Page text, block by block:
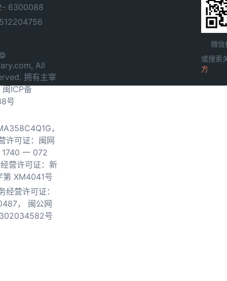
6300088
All
拥有主宰
闽ICP备
号
，
许可证：闽网
一 072
营许可证：新
第 XM4041号
经营许可证：
，
闽公网
号
微信
或搜索
方